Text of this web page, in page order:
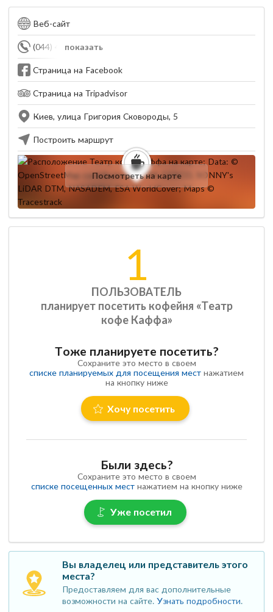
Веб-сайт
показать
(044) 425-38-45
Страница на Facebook
Страница на Tripadvisor
Киев, улица Григория Сковороды, 5
Построить маршрут
Посмотреть на карте
1
ПОЛЬЗОВАТЕЛЬ
планирует посетить кофейня «Театр
кофе Каффа»
Тоже планируете посетить?
Сохраните это место в своем
списке планируемых для посещения мест нажатием
на кнопку ниже
Хочу посетить
Были здесь?
Сохраните это место в своем
списке посещенных местнажатием на кнопку ниже
Уже посетил
Вы владелец или представитель этого
места?
Предоставляем для вас дополнительные
возможности на сайте.Узнать подробности.